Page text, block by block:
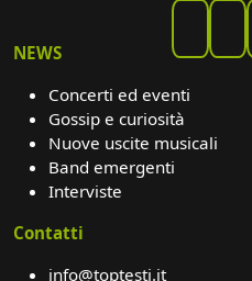
NEWS
Concerti ed eventi
Gossip e curiosità
Nuove uscite musicali
Band emergenti
Interviste
Contatti
info@toptesti.it